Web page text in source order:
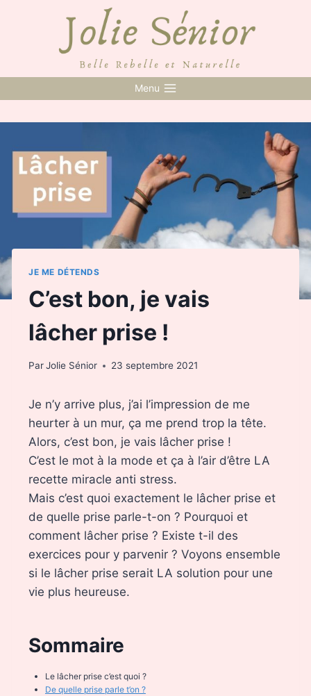
Menu
JE ME DÉTENDS
C’est bon, je vais
lâcher prise !
ParJolie Sénior 23 septembre 2021
Je n’y arrive plus, j’ai l’impression de me
heurter à un mur, ça me prend trop la tête.
Alors, c’est bon, je vais lâcher prise !
C’est le mot à la mode et ça à l’air d’être LA
recette miracle anti stress.
Mais c’est quoi exactement le lâcher prise et
de quelle prise parle-t-on ? Pourquoi et
comment lâcher prise ? Existe t-il des
exercices pour y parvenir ? Voyons ensemble
si le lâcher prise serait LA solution pour une
vie plus heureuse.
Sommaire
Le lâcher prise c’est quoi ?
De quelle prise parle t’on ?